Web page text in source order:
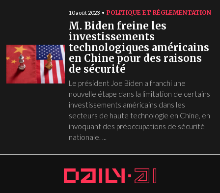
10 août 2023 POLITIQUE ET RÉGLEMENTATION
M. Biden freine les
investissements
technologiques américains
en Chine pour des raisons
de sécurité
Le président Joe Biden a franchi une
nouvelle étape dans la limitation de certains
investissements américains dans les
secteurs de haute technologie en Chine, en
invoquant des préoccupations de sécurité
nationale. ...